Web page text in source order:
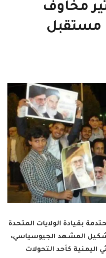
مخاوف
مستقبل
بقيادة الولايات المتحدة
المشهد الجيوسياسي،
اليمنية كأحد التحولات